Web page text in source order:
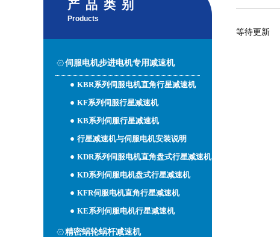
产品类别
Products
伺服电机步进电机专用减速机
KBR系列伺服电机直角行星减速机
KF系列伺服行星减速机
KB系列伺服行星减速机
行星减速机与伺服电机安装说明
KDR系列伺服电机直角盘式行星减速机
KD系列伺服电机盘式行星减速机
KFR伺服电机直角行星减速机
KE系列伺服电机行星减速机
精密蜗轮蜗杆减速机
等待更新